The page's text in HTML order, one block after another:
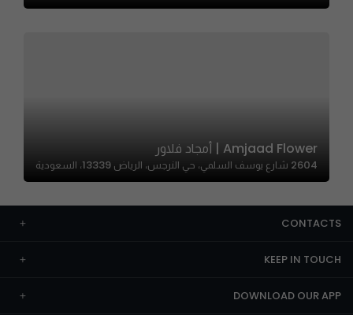
Amjaad Flower | أمجاد فلاور
2604 شارع يوسف السلمي، حي النرجس، الرياض 13339، السعودية
CONTACTS
KEEP IN TOUCH
DOWNLOAD OUR APP